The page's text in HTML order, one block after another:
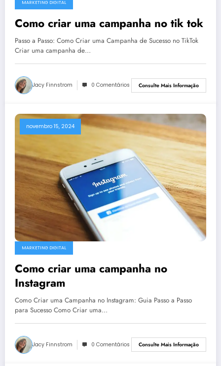
MARKETING DIGITAL
Como criar uma campanha no tik tok
Passo a Passo: Como Criar uma Campanha de Sucesso no TikTok
Criar uma campanha de…
Jacy Finnstrom 0 Comentários Consulte Mais Informação
novembro 15, 2024
MARKETING DIGITAL
Como criar uma campanha no
Instagram
Como Criar uma Campanha no Instagram: Guia Passo a Passo
para Sucesso Como Criar uma…
Jacy Finnstrom 0 Comentários Consulte Mais Informação